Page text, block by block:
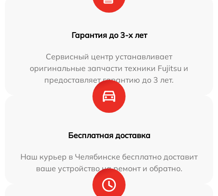
Гарантия до 3-х лет
Сервисный центр устанавливает
оригинальные запчасти техники Fujitsu и
предоставляет гарантию до 3 лет.
Бесплатная доставка
Наш курьер в Челябинске бесплатно доставит
ваше устройство на ремонт и обратно.